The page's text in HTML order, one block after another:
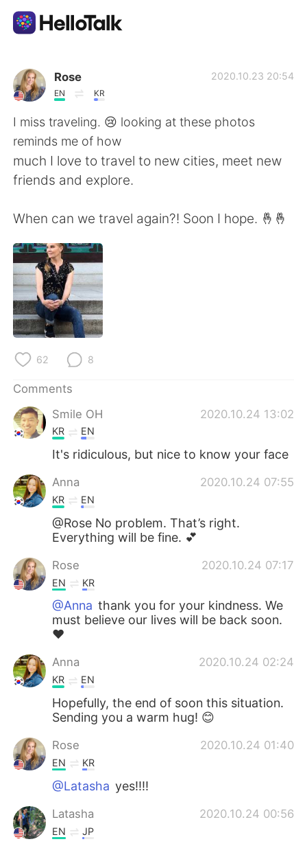
Language Exchange App
AI Grammar Checker
English
Español
Français
日本語
Türkçe
Português
Rose
EN KR
2020.10.23 20:54
I miss traveling. 😢 looking at these photos
reminds me of how
much I love to travel to new cities, meet new
friends and explore.
When can we travel again?! Soon I hope. 🤞🤞
62 8
Comments
Smile OH
2020.10.24 13:02
KR EN
It's ridiculous, but nice to know your face
Anna 2020.10.24 07:55
KR EN
@Rose No problem. That’s right.
Everything will be fine. 💕
Rose 2020.10.24 07:17
EN KR
@Anna thank you for your kindness. We
must believe our lives will be back soon.
❤️
Anna 2020.10.24 02:24
KR EN
Hopefully, the end of soon this situation.
Sending you a warm hug! 😊
Rose 2020.10.24 01:40
EN KR
@Latasha yes!!!!
Latasha 2020.10.24 00:56
EN JP